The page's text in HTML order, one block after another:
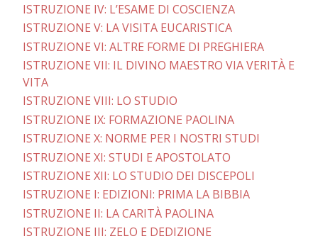
ISTRUZIONE IV: L’ESAME DI COSCIENZA
ISTRUZIONE V: LA VISITA EUCARISTICA
ISTRUZIONE VI: ALTRE FORME DI PREGHIERA
ISTRUZIONE VII: IL DIVINO MAESTRO VIA VERITÀ E
VITA
ISTRUZIONE VIII: LO STUDIO
ISTRUZIONE IX: FORMAZIONE PAOLINA
ISTRUZIONE X: NORME PER I NOSTRI STUDI
ISTRUZIONE XI: STUDI E APOSTOLATO
ISTRUZIONE XII: LO STUDIO DEI DISCEPOLI
ISTRUZIONE I: EDIZIONI: PRIMA LA BIBBIA
ISTRUZIONE II: LA CARITÀ PAOLINA
ISTRUZIONE III: ZELO E DEDIZIONE